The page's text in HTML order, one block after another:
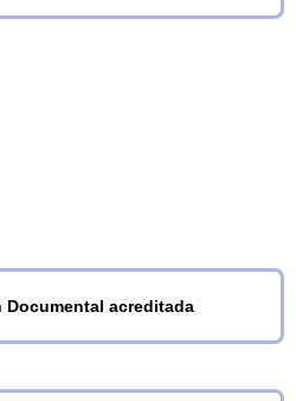
Documental acreditada